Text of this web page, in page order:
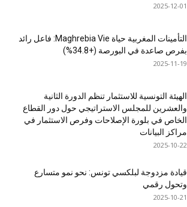
2025-12-01
التأمينات المغربية حياة Maghrebia Vie: فاعل رائد
بفرص صاعدة في البورصة (+34.8%)
2025-11-19
الهيئة التونسية للاستثمار تنظم الدورة الثانية
والعشرين للمجلس الاستراتيجي حول دور القطاع
الخاص في بلورة الإصلاحات وفرص الاستثمار في
مراكز البيانات
2025-10-22
قيادة مزدوجة لبلكسي تونس: نحو نمو متسارع
وتحول رقمي
2025-10-21